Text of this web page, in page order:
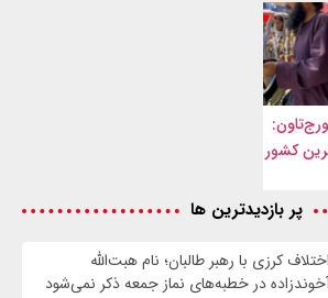
کشور
پر بازدیدترین ها
اختلاف کرزی با رهبر طالبان؛ نام هبت‌الله
در خطبه‌های نماز جمعه ذکر نمی‌شود